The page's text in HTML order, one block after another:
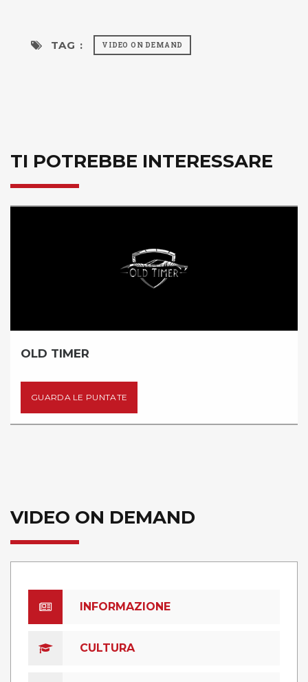
TAG : VIDEO ON DEMAND
TI POTREBBE INTERESSARE
VIDEO ON DEMAND
INFORMAZIONE
CULTURA